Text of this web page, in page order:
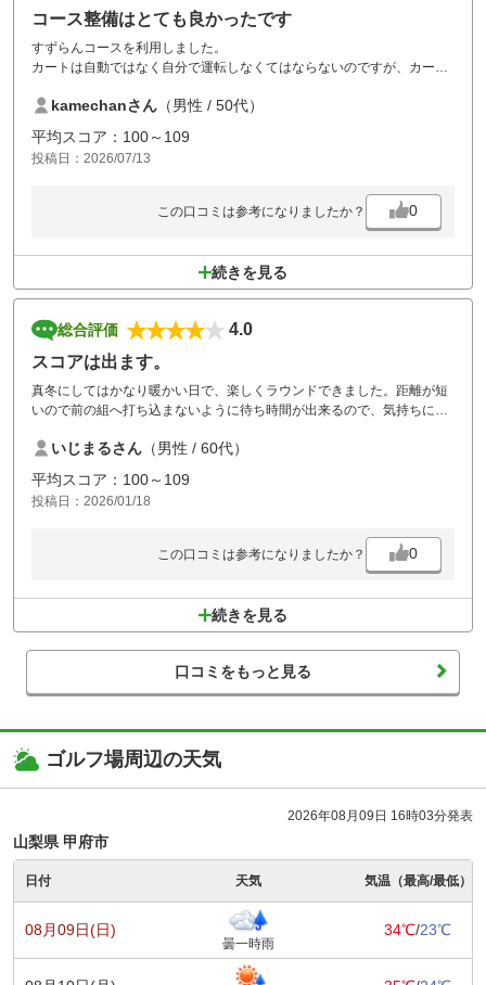
コース整備はとても良かったです
すずらんコースを利用しました。
カートは自動ではなく自分で運転しなくてはならないのですが、カート
で凹凸があり乗り心地が非常に悪かったです。また次のコースまでの移
動も道順が判りづらく何度か迷いそうになりました。コースは非常に整
備されていて食事も設備も値段も申し分なく、楽しくプレーできまし
た。
kamechanさん （男性 / 50代）
平均スコア：100～109
投稿日：2026/07/13
この口コミは参考になりましたか？ 0
続きを見る
総合評価
4.0
スコアは出ます。
真冬にしてはかなり暖かい日で、楽しくラウンドできました。距離が短
いので前の組へ打ち込まないように待ち時間が出来るので、気持ちにゆ
いじまるさん （男性 / 60代）
平均スコア：100～109
投稿日：2026/01/18
この口コミは参考になりましたか？ 0
続きを見る
口コミをもっと見る
ゴルフ場周辺の天気
2026年08月09日 16時03分発表
山梨県 甲府市
日付 天気 気温（最高/最低）
08月09日(日)
曇一時雨
34℃/23℃